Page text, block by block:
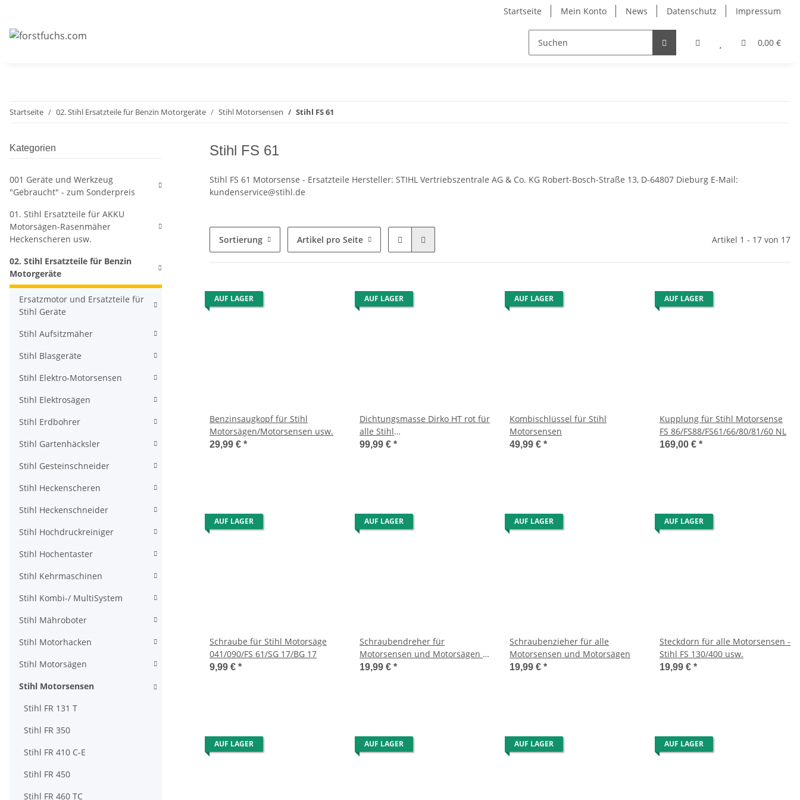
Startseite Mein Konto News Datenschutz Impressum
0,00 €
Startseite 02. Stihl Ersatzteile für Benzin Motorgeräte Stihl Motorsensen Stihl FS 61
Stihl FS 61
Stihl FS 61 Motorsense - Ersatzteile Hersteller: STIHL Vertriebszentrale AG & Co. KG Robert-Bosch-Straße 13, D-64807 Dieburg E-Mail:
kundenservice@stihl.de
Sortierung Artikel pro Seite Artikel 1 - 17 von 17
AUF LAGER
Benzinsaugkopf für Stihl
Motorsägen/Motorsensen usw.
29,99 € *
AUF LAGER
Dichtungsmasse Dirko HT rot für
alle Stihl
Motorsensen/Blasgeräte/Heckenscheren
99,99 € *
AUF LAGER
Kombischlüssel für Stihl
Motorsensen
49,99 € *
AUF LAGER
Kupplung für Stihl Motorsense
FS 86/FS88/FS61/66/80/81/60 NL
169,00 € *
AUF LAGER
Schraube für Stihl Motorsäge
041/090/FS 61/SG 17/BG 17
9,99 € *
AUF LAGER
Schraubendreher für
Motorsensen und Motorsägen -
5 x 120 x 70
19,99 € *
AUF LAGER
Schraubenzieher für alle
Motorsensen und Motorsägen
19,99 € *
AUF LAGER
Steckdorn für alle Motorsensen -
Stihl FS 130/400 usw.
19,99 € *
AUF LAGER AUF LAGER AUF LAGER AUF LAGER
Kategorien
001 Geräte und Werkzeug
"Gebraucht" - zum Sonderpreis
01. Stihl Ersatzteile für AKKU
Motorsägen-Rasenmäher
Heckenscheren usw.
02. Stihl Ersatzteile für Benzin
Motorgeräte
Ersatzmotor und Ersatzteile für
Stihl Geräte
Stihl Aufsitzmäher
Stihl Blasgeräte
Stihl Elektro-Motorsensen
Stihl Elektrosägen
Stihl Erdbohrer
Stihl Gartenhäcksler
Stihl Gesteinschneider
Stihl Heckenscheren
Stihl Heckenschneider
Stihl Hochdruckreiniger
Stihl Hochentaster
Stihl Kehrmaschinen
Stihl Kombi-/ MultiSystem
Stihl Mähroboter
Stihl Motorhacken
Stihl Motorsägen
Stihl Motorsensen
Stihl FR 131 T
Stihl FR 350
Stihl FR 410 C-E
Stihl FR 450
Stihl FR 460 TC